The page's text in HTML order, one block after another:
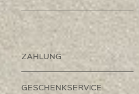
ZAHLUNG
GESCHENKSERVICE